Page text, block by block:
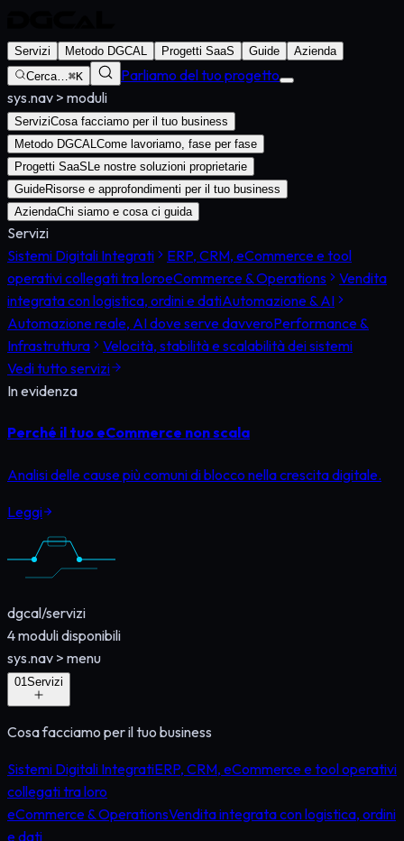
Servizi Metodo DGCAL Progetti SaaS Guide
Azienda
Cerca…⌘K
Parliamo del tuo progetto
sys.nav > moduli
ServiziCosa facciamo per il tuo business
Metodo DGCALCome lavoriamo, fase per fase
Progetti SaaS Le nostre soluzioni proprietarie
GuideRisorse e approfondimenti per il tuo business
AziendaChi siamo e cosa ci guida
Servizi
Sistemi Digitali Integrati
ERP, CRM, eCommerce e tool
operativi collegati tra loroeCommerce & Operations
Vendita
integrata con logistica, ordini e datiAutomazione & AI
Automazione reale, AI dove serve davveroPerformance &
Infrastruttura
Velocità, stabilità e scalabilità dei sistemi
Vedi tutto servizi
In evidenza
Perché il tuo eCommerce non scala
Analisi delle cause più comuni di blocco nella crescita digitale.
Leggi
dgcal/servizi
4moduli disponibili
sys.nav > menu
01Servizi
Cosa facciamo per il tuo business
Sistemi Digitali IntegratiERP, CRM, eCommerce e tool operativi
collegati tra loro
eCommerce & OperationsVendita integrata con logistica, ordini
e dati